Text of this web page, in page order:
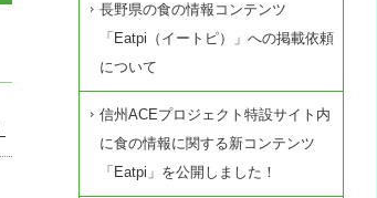
長野県の食の情報コンテンツ
「Eatpi（イートピ）」への掲載依頼
について
信州ACEプロジェクト特設サイト内
に食の情報に関する新コンテンツ
「Eatpi」を公開しました！